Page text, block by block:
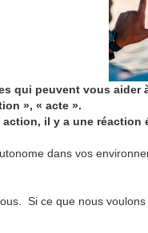
qui peuvent vous
», « acte ».
il y a une réaction
dans vos
Si ce que nous